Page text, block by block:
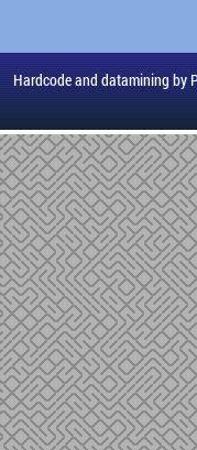
Hardcode and datamining by